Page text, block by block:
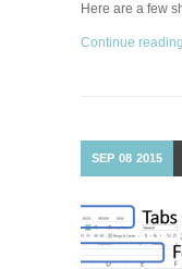
Here are a few
Continue
SEP 08 2015